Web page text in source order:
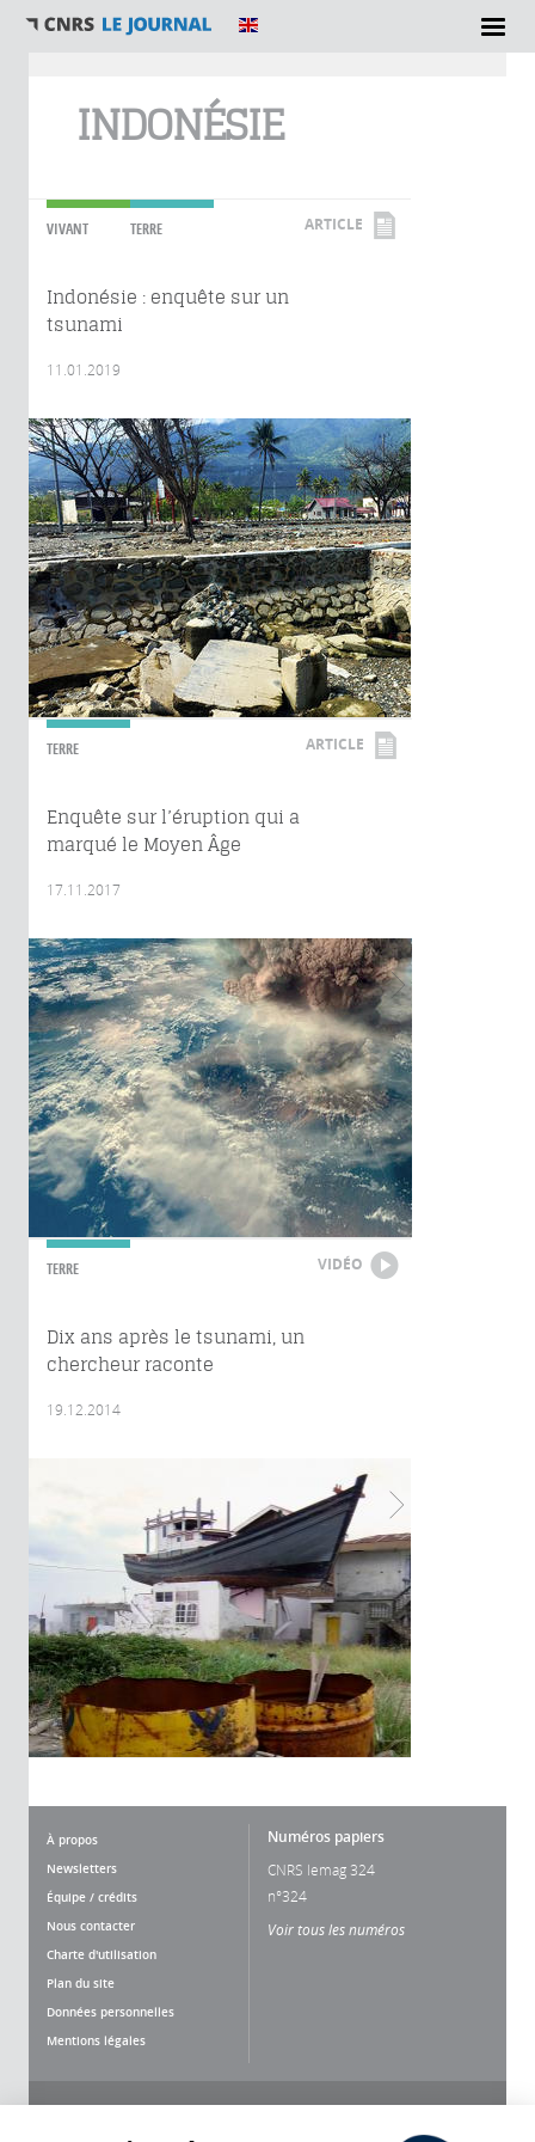
INDONÉSIE
VIVANT TERRE ARTICLE
Indonésie : enquête sur un
tsunami
11.01.2019
TERRE ARTICLE
Enquête sur l’éruption qui a
marqué le Moyen Âge
17.11.2017
TERRE VIDÉO
Dix ans après le tsunami, un
chercheur raconte
19.12.2014
À propos
Newsletters
Équipe / crédits
Nous contacter
Charte d'utilisation
Plan du site
Données personnelles
Mentions légales
Numéros papiers
CNRS lemag 324
n°324
Voir tous les numéros